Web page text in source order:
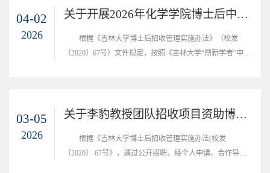
管理的学校，2017年入选国家一流大学建设高校。一、流动
学科博士学位授权单位，首批博士后科研流动...
04-02
2026
关于开展2026年化学学院博士后中期考核工作的通知
根据《吉林大学博士后招收管理实施办法》（校发
〔2020〕67号）文件规定，按照《吉林大学“鼎新学者”中
期考核不设定具体考核指标，注重考核博士后的科学作风、
公开做学术报告，对一年来科研工作取得的科研...
03-05
2026
关于李豹教授团队招收项目资助博士后的公示
根据《吉林大学博士后招收管理实施办法(校发
〔2020〕 67号》，通过公开招聘，经个人申请、合作导师